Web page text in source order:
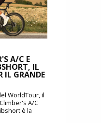
A/C E
IL
IL GRANDE
WorldTour, il
A/C
è la